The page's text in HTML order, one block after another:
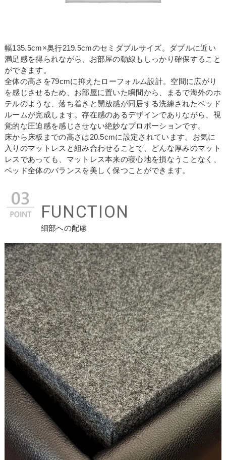
幅135.5cm×奥行219.5cmのセミダブルサイズ。ダブルに近い
満足感を得られながら、お部屋の動線もしっかり確保すること
ができます。
全体の高さを79cmに抑えたローフォルム設計。空間に広がり
を感じさせるため、お部屋に置いた瞬間から、まるで海外のホ
テルのような、落ち着きと開放感が同居する洗練されたベッド
ルームが完成します。存在感のあるデザインでありながら、視
覚的な圧迫感を感じさせない絶妙なプロポーションです。
床から床板までの高さは20.5cmに設定されています。お気に
入りのマットレスと組み合わせることで、どんな厚みのマット
レスであっても、マットレス本来の寝心地を損なうことなく、
ベッド全体のバランスを美しく保つことができます。
FUNCTION
細部への配慮